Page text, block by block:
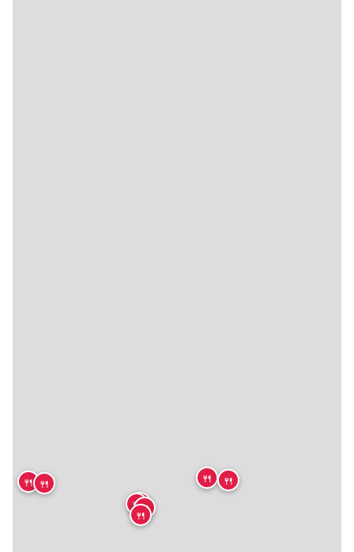
🍴🍴
🍴
🍴
🍴 🍴
🍴
🍴